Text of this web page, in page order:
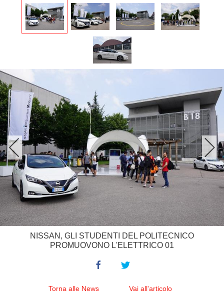
NISSAN, GLI STUDENTI DEL POLITECNICO
PROMUOVONO L'ELETTRICO 01
Torna alle News Vai all'articolo